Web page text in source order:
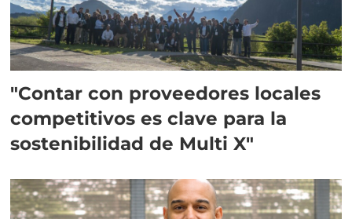
"Contar con proveedores locales
competitivos es clave para la
sostenibilidad de Multi X"